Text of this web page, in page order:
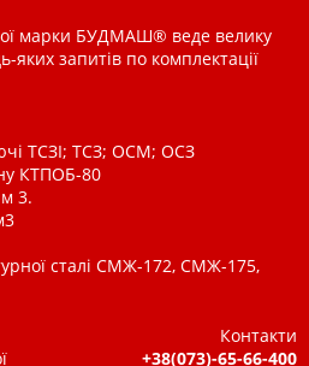
марки БУДМАШ® веде велику
яких запитів по комплектації
ТСЗІ; ТСЗ; ОСМ; ОСЗ
КТПОБ-80
3.
сталі СМЖ-172, СМЖ-175,
Контакти
+38(073)-65-66-400